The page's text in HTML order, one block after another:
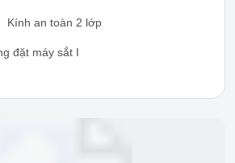
Kính an toàn 2 lớp
đặt máy sắt I